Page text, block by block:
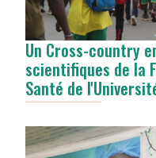
Un Cross-country
scientifiques de la
Santé de